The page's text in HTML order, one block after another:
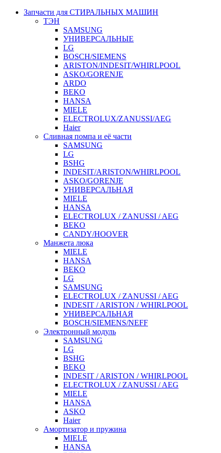
Запчасти для СТИРАЛЬНЫХ МАШИН
ТЭН
SAMSUNG
УНИВЕРСАЛЬНЫЕ
LG
BOSCH/SIEMENS
ARISTON/INDESIT/WHIRLPOOL
ASKO/GORENJE
ARDO
BEKO
HANSA
MIELE
ELECTROLUX/ZANUSSI/AEG
Haier
Сливная помпа и её части
SAMSUNG
LG
BSHG
INDESIT/ARISTON/WHIRLPOOL
ASKO/GORENJE
УНИВЕРСАЛЬНАЯ
MIELE
HANSA
ELECTROLUX / ZANUSSI / AEG
BEKO
CANDY/HOOVER
Манжета люка
MIELE
HANSA
BEKO
LG
SAMSUNG
ELECTROLUX / ZANUSSI / AEG
INDESIT / ARISTON / WHIRLPOOL
УНИВЕРСАЛЬНАЯ
BOSCH/SIEMENS/NEFF
Электронный модуль
SAMSUNG
LG
BSHG
BEKO
INDESIT / ARISTON / WHIRLPOOL
ELECTROLUX / ZANUSSI / AEG
MIELE
HANSA
ASKO
Haier
Амортизатор и пружина
MIELE
HANSA